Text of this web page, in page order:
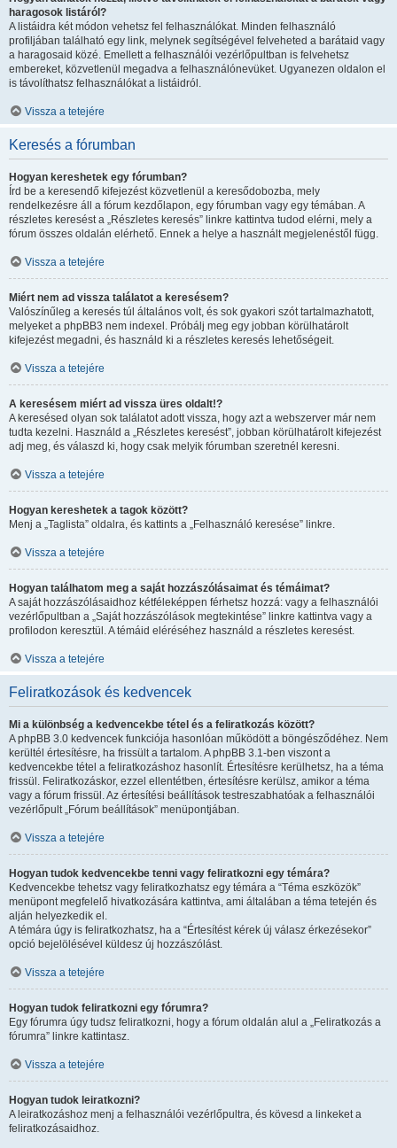
haragosok listáról?
A listáidra két módon vehetsz fel felhasználókat. Minden felhasználó
profiljában található egy link, melynek segítségével felveheted a barátaid vagy
a haragosaid közé. Emellett a felhasználói vezérlőpultban is felvehetsz
embereket, közvetlenül megadva a felhasználónevüket. Ugyanezen oldalon el
is távolíthatsz felhasználókat a listáidról.
Vissza a tetejére
Keresés a fórumban
Hogyan kereshetek egy fórumban?
Írd be a keresendő kifejezést közvetlenül a keresődobozba, mely
rendelkezésre áll a fórum kezdőlapon, egy fórumban vagy egy témában. A
részletes keresést a „Részletes keresés” linkre kattintva tudod elérni, mely a
fórum összes oldalán elérhető. Ennek a helye a használt megjelenéstől függ.
Vissza a tetejére
Miért nem ad vissza találatot a keresésem?
Valószínűleg a keresés túl általános volt, és sok gyakori szót tartalmazhatott,
melyeket a phpBB3 nem indexel. Próbálj meg egy jobban körülhatárolt
kifejezést megadni, és használd ki a részletes keresés lehetőségeit.
Vissza a tetejére
A keresésem miért ad vissza üres oldalt!?
A keresésed olyan sok találatot adott vissza, hogy azt a webszerver már nem
tudta kezelni. Használd a „Részletes keresést”, jobban körülhatárolt kifejezést
adj meg, és válaszd ki, hogy csak melyik fórumban szeretnél keresni.
Vissza a tetejére
Hogyan kereshetek a tagok között?
Menj a „Taglista” oldalra, és kattints a „Felhasználó keresése” linkre.
Vissza a tetejére
Hogyan találhatom meg a saját hozzászólásaimat és témáimat?
A saját hozzászólásaidhoz kétféleképpen férhetsz hozzá: vagy a felhasználói
vezérlőpultban a „Saját hozzászólások megtekintése” linkre kattintva vagy a
profilodon keresztül. A témáid eléréséhez használd a részletes keresést.
Vissza a tetejére
Feliratkozások és kedvencek
Mi a különbség a kedvencekbe tétel és a feliratkozás között?
A phpBB 3.0 kedvencek funkciója hasonlóan működött a böngésződéhez. Nem
kerültél értesítésre, ha frissült a tartalom. A phpBB 3.1-ben viszont a
kedvencekbe tétel a feliratkozáshoz hasonlít. Értesítésre kerülhetsz, ha a téma
frissül. Feliratkozáskor, ezzel ellentétben, értesítésre kerülsz, amikor a téma
vagy a fórum frissül. Az értesítési beállítások testreszabhatóak a felhasználói
vezérlőpult „Fórum beállítások” menüpontjában.
Vissza a tetejére
Hogyan tudok kedvencekbe tenni vagy feliratkozni egy témára?
Kedvencekbe tehetsz vagy feliratkozhatsz egy témára a “Téma eszközök”
menüpont megfelelő hivatkozására kattintva, ami általában a téma tetején és
alján helyezkedik el.
A témára úgy is feliratkozhatsz, ha a “Értesítést kérek új válasz érkezésekor”
opció bejelölésével küldesz új hozzászólást.
Vissza a tetejére
Hogyan tudok feliratkozni egy fórumra?
Egy fórumra úgy tudsz feliratkozni, hogy a fórum oldalán alul a „Feliratkozás a
fórumra” linkre kattintasz.
Vissza a tetejére
Hogyan tudok leiratkozni?
A leiratkozáshoz menj a felhasználói vezérlőpultra, és kövesd a linkeket a
feliratkozásaidhoz.